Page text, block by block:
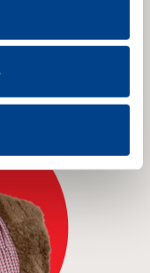
v Zásadách
novinkách